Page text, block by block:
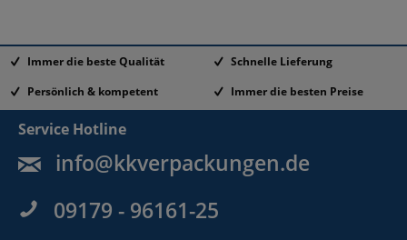
Immer die beste Qualität
Schnelle Lieferung
Persönlich & kompetent
Immer die besten Preise
Service Hotline
info@kkverpackungen.de
09179 - 96161-25